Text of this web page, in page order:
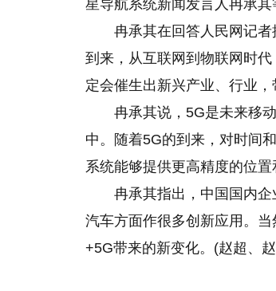
星导航系统新闻发言人冉承
冉承其在回答人民网记
到来，从互联网到物联网时
定会催生出新兴产业、行业，
冉承其说，5G是未来移
中。随着5G的到来，对时间
系统能够提供更高精度的位置
冉承其指出，中国国内
汽车方面作很多创新应用。
+5G带来的新变化。(赵超、